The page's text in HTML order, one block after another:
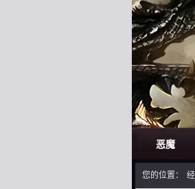
恶魔
您的位置：